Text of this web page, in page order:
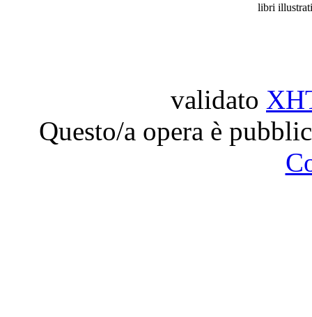
libri illustrati
validato
Questo/a opera è